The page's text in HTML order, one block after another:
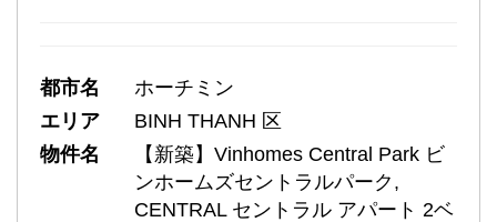
都市名
ホーチミン
エリア
BINH THANH 区
物件名
【新築】Vinhomes Central Park ビ
ンホームズセントラルパーク,
CENTRAL セントラル アパート 2ベ